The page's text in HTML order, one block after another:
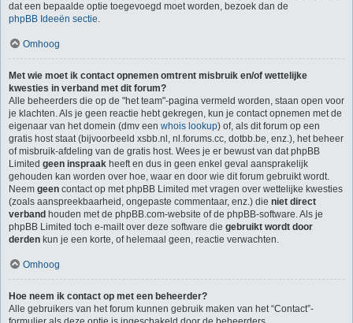
dat een bepaalde optie toegevoegd moet worden, bezoek dan de
phpBB Ideeën sectie.
Omhoog
Met wie moet ik contact opnemen omtrent misbruik en/of wettelijke
kwesties in verband met dit forum?
Alle beheerders die op de "het team"-pagina vermeld worden, staan open voor
je klachten. Als je geen reactie hebt gekregen, kun je contact opnemen met de
eigenaar van het domein (dmv een whois lookup) of, als dit forum op een
gratis host staat (bijvoorbeeld xsbb.nl, nl.forums.cc, dotbb.be, enz.), het beheer
of misbruik-afdeling van de gratis host. Wees je er bewust van dat phpBB
Limited geen inspraak heeft en dus in geen enkel geval aansprakelijk
gehouden kan worden over hoe, waar en door wie dit forum gebruikt wordt.
Neem geen contact op met phpBB Limited met vragen over wettelijke kwesties
(zoals aanspreekbaarheid, ongepaste commentaar, enz.) die niet direct
verband houden met de phpBB.com-website of de phpBB-software. Als je
phpBB Limited toch e-mailt over deze software die gebruikt wordt door
derden kun je een korte, of helemaal geen, reactie verwachten.
Omhoog
Hoe neem ik contact op met een beheerder?
Alle gebruikers van het forum kunnen gebruik maken van het “Contact”-